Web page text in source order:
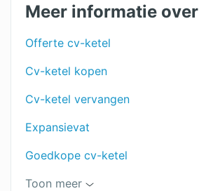
Meer informatie over
Offerte cv-ketel
Cv-ketel kopen
Cv-ketel vervangen
Expansievat
Goedkope cv-ketel
Hybride cv-ketel
Toon meer